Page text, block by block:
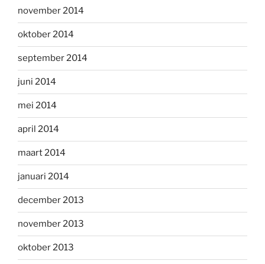
november 2014
oktober 2014
september 2014
juni 2014
mei 2014
april 2014
maart 2014
januari 2014
december 2013
november 2013
oktober 2013